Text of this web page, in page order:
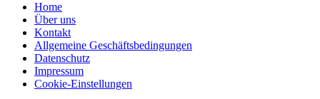
Home
Über uns
Kontakt
Allgemeine Geschäftsbedingungen
Datenschutz
Impressum
Cookie-Einstellungen